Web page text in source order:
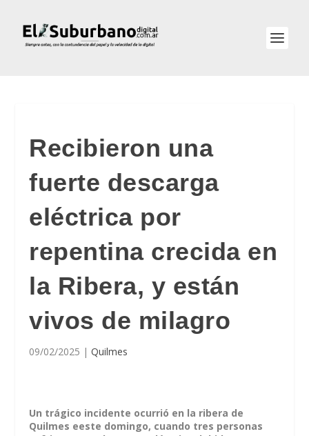
Recibieron una
fuerte descarga
eléctrica por
repentina crecida en
la Ribera, y están
vivos de milagro
09/02/2025 |Quilmes
Un trágico incidente ocurrió en la ribera de
Quilmes eeste domingo, cuando tres personas